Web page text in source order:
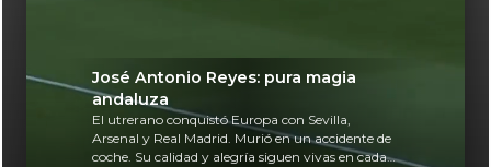
José Antonio Reyes: pura magia
andaluza
El utrerano conquistó Europa con Sevilla,
Arsenal y Real Madrid. Murió en un accidente de
coche. Su calidad y alegría siguen vivas en cada